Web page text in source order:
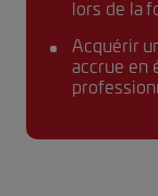
lors de la
Acquérir
accrue en